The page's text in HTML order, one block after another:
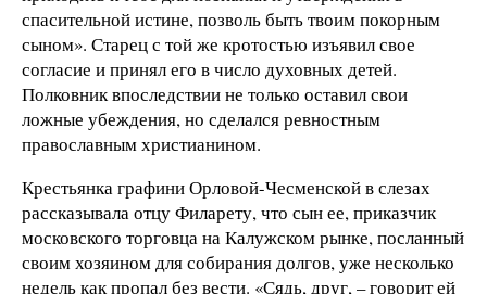
спасительной истине, позволь быть твоим покорным
сыном». Старец с той же кротостью изъявил свое
согласие и принял его в число духовных детей.
Полковник впоследствии не только оставил свои
ложные убеждения, но сделался ревностным
православным христианином.
Крестьянка графини Орловой-Чесменской в слезах
рассказывала отцу Филарету, что сын ее, приказчик
московского торговца на Калужском рынке, посланный
своим хозяином для собирания долгов, уже несколько
недель как пропал без вести. «Сядь, друг, – говорит ей